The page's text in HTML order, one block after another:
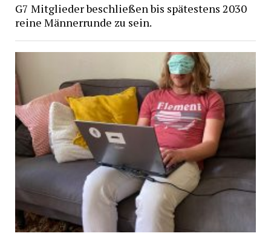
G7 Mitglieder beschließen bis spätestens 2030
reine Männerrunde zu sein.